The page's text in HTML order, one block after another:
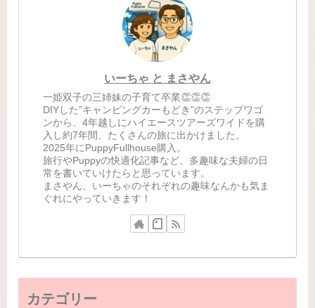
いーちゃ と まさやん
一姫双子の三姉妹の子育て卒業👏👏👏
DIYした”キャンピングカーもどき”のステップワゴ
ンから、4年越しにハイエースツアーズワイドを購
入し約7年間、たくさんの旅に出かけました。
2025年にPuppyFullhouse購入。
旅行やPuppyの快適化記事など、多趣味な夫婦の日
常を書いていけたらと思っています。
まさやん、いーちゃのそれぞれの趣味なんかも気ま
ぐれにやっていきます！
カテゴリー